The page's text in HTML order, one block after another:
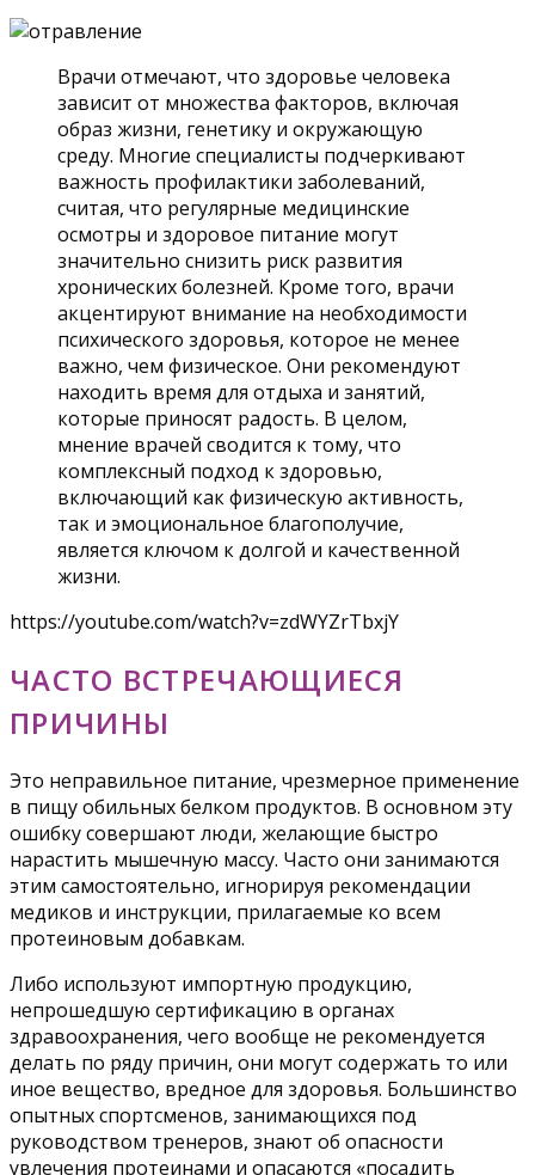
Врачи отмечают, что здоровье человека
зависит от множества факторов, включая
образ жизни, генетику и окружающую
среду. Многие специалисты подчеркивают
важность профилактики заболеваний,
считая, что регулярные медицинские
осмотры и здоровое питание могут
значительно снизить риск развития
хронических болезней. Кроме того, врачи
акцентируют внимание на необходимости
психического здоровья, которое не менее
важно, чем физическое. Они рекомендуют
находить время для отдыха и занятий,
которые приносят радость. В целом,
мнение врачей сводится к тому, что
комплексный подход к здоровью,
включающий как физическую активность,
так и эмоциональное благополучие,
является ключом к долгой и качественной
жизни.
https://youtube.com/watch?v=zdWYZrTbxjY
ЧАСТО ВСТРЕЧАЮЩИЕСЯ
ПРИЧИНЫ
Это неправильное питание, чрезмерное применение
в пищу обильных белком продуктов. В основном эту
ошибку совершают люди, желающие быстро
нарастить мышечную массу. Часто они занимаются
этим самостоятельно, игнорируя рекомендации
медиков и инструкции, прилагаемые ко всем
протеиновым добавкам.
Либо используют импортную продукцию,
непрошедшую сертификацию в органах
здравоохранения, чего вообще не рекомендуется
делать по ряду причин, они могут содержать то или
иное вещество, вредное для здоровья. Большинство
опытных спортсменов, занимающихся под
руководством тренеров, знают об опасности
увлечения протеинами и опасаются «посадить